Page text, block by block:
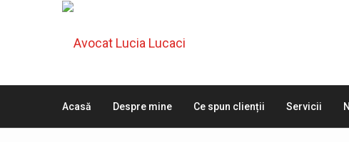
Acasă Despre mine Ce spun clienții Servicii